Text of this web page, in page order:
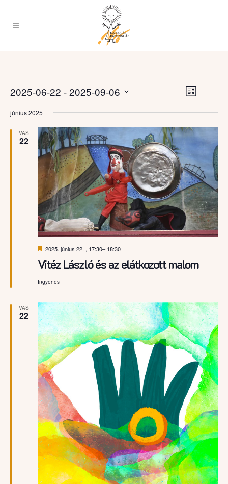
Események
Navigációs
Esemény
nézet
Lista
2025-06-22 - 2025-09-06
kiválasztása.
június 2025
VAS
22
Vitéz László és az elátkozott malom
Kiemelt
2025. június 22. , 17:30– 18:30
Ingyenes
VAS
22